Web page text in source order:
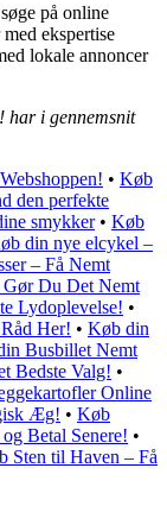
på online
ekspertise
lokale annoncer
har i gennemsnit
• Køb
den perfekte
smykker• Køb
din nye elcykel –
– Få Nemt
Du Det Nemt
Lydoplevelse! •
Her! • Køb din
Busbillet Nemt
Bedste Valg! •
Online
Æg! • Køb
Betal Senere! •
Sten til Haven – Få